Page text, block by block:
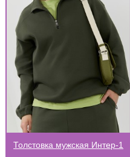
Толстовка мужская Интер-1